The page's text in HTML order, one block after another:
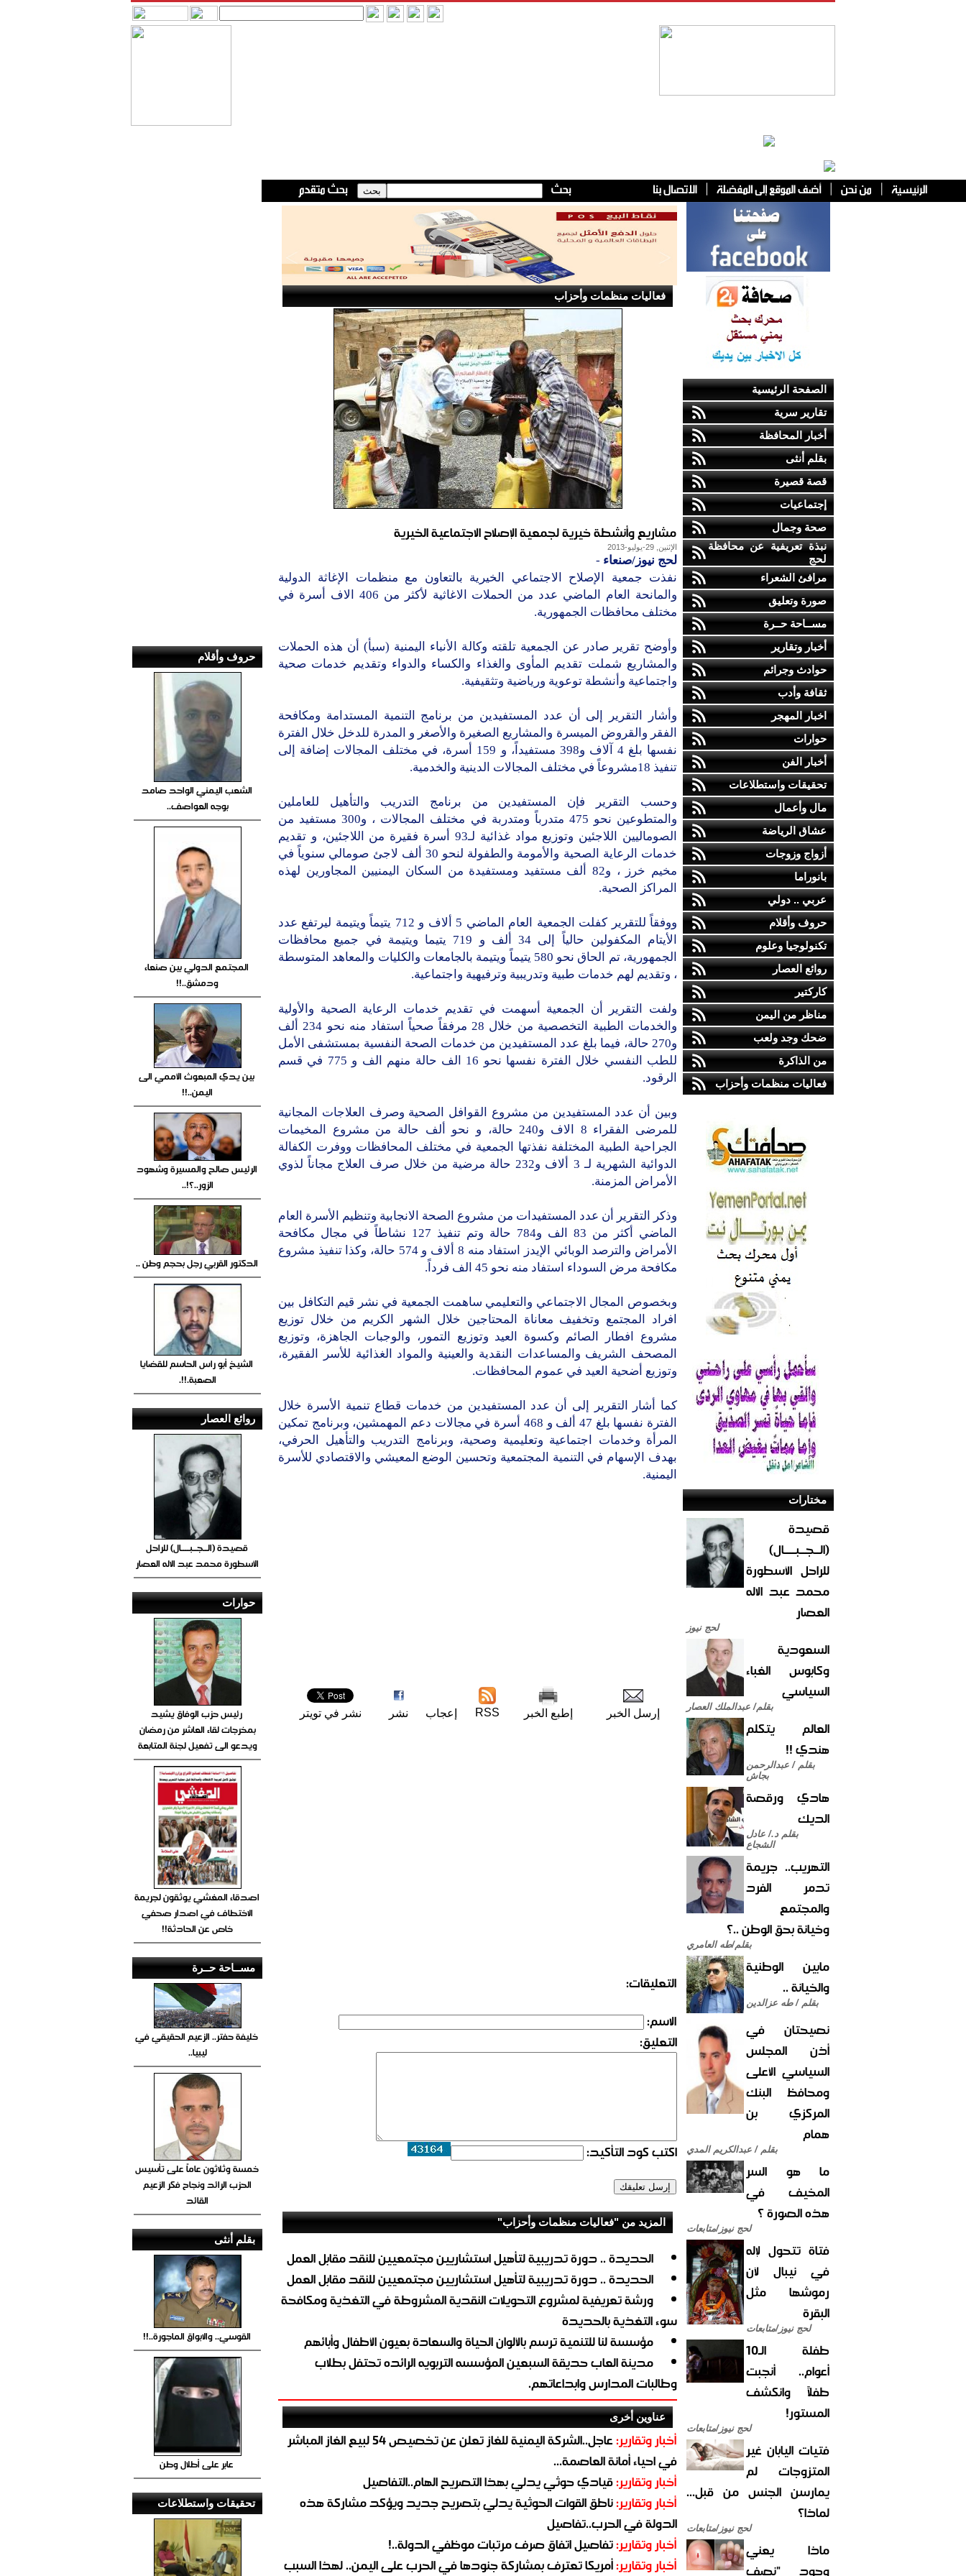
الصفحة الرئيسية
تقارير سرية
أخبار المحافظة
بقلم أنثى
قصة قصيرة
إجتماعيات
صحة وجمال
نبذة تعريفية عن محافظة
لحج
مرافئ الشعراء
صورة وتعليق
مســاحة حــرة
أخبار وتقارير
حوادث وجرائم
ثقافة وأدب
اخبار المهجر
حوارات
أخبار الفن
تحقيقات واستطلاعات
مال وأعمال
عشاق الرياضة
أزواج وزوجات
بانوراما
عربي .. دولي
حروف وأقلام
تكنولوجيا وعلوم
روائع العصار
كاركتير
مناظر من اليمن
ضحك وجد ولعب
من الذاكرة
فعاليات منظمات وأحزاب
مختارات
قصيدة
(الــجــبــــال)
للراحل الأسطورة
محمد عبد الاله
العصار
لحج نيوز
السعودية
وكابوس الغباء
السياسي
بقلم/ عبدالملك العصار
العالم يتكلم
هندي !!
بقلم / عبدالرحمن
بجاش
هادي ورقصة
الديك
بقلم د./ عادل
الشجاع
التهريب.. جريمة
تدمر الفرد
والمجتمع
وخيانة بحق الوطن ..؟
بقلم/طه العامري
مابين الوطنية
والخيانة ..
بقلم / طه عزالدين
نصيحتان في
أذن المجلس
السياسي الأعلى
ومحافظ البنك
المركزي بن
همام
بقلم / عبدالكريم المدي
ما هو السر
المخيف في
هذه الصورة ؟
لحج نيوز/متابعات
فتاة تتحول لإله
في نيبال لأن
رموشها مثل
البقرة
لحج نيوز/متابعات
طفلة الـ10
أعوام.. أنجبت
طفلاً وانكشف
المستور!
لحج نيوز/متابعات
فتيات اليابان غير
المتزوجات لم
يمارسن الجنس من قبل...
لماذا؟
لحج نيوز/متابعات
ماذا يعني
وجود "نصف
فعاليات منظمات وأحزاب
مشاريع وأنشطة خيرية لجمعية الإصلاح الاجتماعية الخيرية
الإثنين, 29-يوليو-2013
لحج نيوز/صنعاء -
نفذت جمعية الإصلاح الاجتماعي الخيرية بالتعاون مع منظمات الإغاثة الدولية
والمانحة العام الماضي عدد من الحملات الاغاثية لأكثر من 406 الاف أسرة في
مختلف محافظات الجمهورية.
وأوضح تقرير صادر عن الجمعية تلقته وكالة الأنباء اليمنية (سبأ) أن هذه الحملات
والمشاريع شملت تقديم المأوى والغذاء والكساء والدواء وتقديم خدمات صحية
واجتماعية وأنشطة توعوية ورياضية وتثقيفية.
وأشار التقرير إلى أن عدد المستفيدين من برنامج التنمية المستدامة ومكافحة
الفقر والقروض الميسرة والمشاريع الصغيرة والأصغر و المدرة للدخل خلال الفترة
نفسها بلغ 4 آلاف و398 مستفيداً، و 159 أسرة، في مختلف المجالات إضافة إلى
تنفيذ 18مشروعاً في مختلف المجالات الدينية والخدمية.
وحسب التقرير فإن المستفيدين من برنامج التدريب والتأهيل للعاملين
والمتطوعين نحو 475 متدرباً ومتدربة في مختلف المجالات ، و300 مستفيد من
الصوماليين اللاجئين وتوزيع مواد غذائية لـ93 أسرة فقيرة من اللاجئين، و تقديم
خدمات الرعاية الصحية والأمومة والطفولة لنحو 30 ألف لاجئ صومالي سنوياً في
مخيم خرز ، و82 ألف مستفيد ومستفيدة من السكان اليمنيين المجاورين لهذه
المراكز الصحية.
ووفقاً للتقرير كفلت الجمعية العام الماضي 5 ألاف و 712 يتيماً ويتيمة ليرتفع عدد
الأيتام المكفولين حالياً إلى 34 ألف و 719 يتيما ويتيمة في جميع محافظات
الجمهورية، تم الحاق نحو 580 يتيماً ويتيمة بالجامعات والكليات والمعاهد المتوسطة
، وتقديم لهم خدمات طبية وتدريبية وترفيهية واجتماعية.
ولفت التقرير أن الجمعية أسهمت في تقديم خدمات الرعاية الصحية والأولية
والخدمات الطبية التخصصية من خلال 28 مرفقاً صحياً استفاد منه نحو 234 ألف
و270 حالة، فيما بلغ عدد المستفيدين من خدمات الصحة النفسية بمستشفى الأمل
للطب النفسي خلال الفترة نفسها نحو 16 الف حالة منهم الف و 775 في قسم
الرقود.
وبين أن عدد المستفيدين من مشروع القوافل الصحية وصرف العلاجات المجانية
للمرضى الفقراء 8 الاف و240 حالة، و نحو ألف حالة من مشروع المخيمات
الجراحية الطبية المختلفة نفذتها الجمعية في مختلف المحافظات ووفرت الكفالة
الدوائية الشهرية لـ 3 ألاف و232 حالة مرضية من خلال صرف العلاج مجاناً لذوي
الأمراض المزمنة.
وذكر التقرير أن عدد المستفيدات من مشروع الصحة الانجابية وتنظيم الأسرة العام
الماضي أكثر من 83 الف و784 حالة وتم تنفيذ 127 نشاطاً في مجال مكافحة
الأمراض والترصد الوبائي الإيدز استفاد منه 8 ألاف و 574 حالة، وكذا تنفيذ مشروع
مكافحة مرض السوداء استفاد منه نحو 45 الف فرداً.
وبخصوص المجال الاجتماعي والتعليمي ساهمت الجمعية في نشر قيم التكافل بين
افراد المجتمع وتخفيف معاناة المحتاجين خلال الشهر الكريم من خلال توزيع
مشروع افطار الصائم وكسوة العيد وتوزيع التمور، والوجبات الجاهزة، وتوزيع
المصحف الشريف والمساعدات النقدية والعينية والمواد الغذائية للأسر الفقيرة،
وتوزيع أضحية العيد في عموم المحافظات.
كما أشار التقرير إلى أن عدد المستفيدين من خدمات قطاع تنمية الأسرة خلال
الفترة نفسها بلغ 47 ألف و 468 أسرة في مجالات دعم المهمشين، وبرنامج تمكين
المرأة وخدمات اجتماعية وتعليمية وصحية، وبرنامج التدريب والتأهيل الحرفي،
بهدف الإسهام في التنمية المجتمعية وتحسين الوضع المعيشي والاقتصادي للأسرة
اليمنية.
إرسل الخبر إطبع الخبر RSS إعجاب نشر نشر في تويتر
التعليقات:
الاسم:
التعليق:
اكتب كود التأكيد:
المزيد من "فعاليات منظمات وأحزاب"
الحديدة .. دورة تدريبية لتأهيل استشاريين مجتمعيين للنقد مقابل العمل
الحديدة .. دورة تدريبية لتأهيل استشاريين مجتمعيين للنقد مقابل العمل
ورشة تعريفية لمشروع التحويلات النقدية المشروطة في التغذية ومكافحة
سوء التغذية بالحديدة
مؤسسة لنا للتنمية ترسم بالألوان الحياة والسعادة بعيون الأطفال وأبائهم
مدينة العاب حديقة السبعين المؤسسه التربويه الرائده تحتفل بطلاب
وطالبات المدارس وابداعاتهم.
عناوين أخرى
أخبار وتقارير:
عاجل..الشركة اليمنية للغاز تعلن عن تخصيص 54 لبيع الغاز المباشر
في احياء أمانة العاصمة...
أخبار وتقارير:قيادي حوثي يدلي بهذا التصريح الهام..التفاصيل
أخبار وتقارير:ناطق القوات الحوثية يدلي بتصريح جديد ويؤكد مشاركة هذه
الدولة في الحرب..تفاصيل
أخبار وتقارير:تفاصيل اتفاق صرف مرتبات موظفي الدولة..!
أخبار وتقارير:أمريكا تعترف بمشاركة جنودها في الحرب على اليمن.. لهذا السبب
حروف وأقلام
الشعب اليمني الواحد صامد
بوجه العواصف..
المجتمع الدولي بين صنعاء
ودمشق..!!
بين يدي المبعوث الأممي الى
اليمن..!!
الرئيس صالح والمسيرة وشهود
الزور..؟!..
الدكتور القربي رجل بحجم وطن ..
الشيخ أبو راس الحاسم للقضايا
الصعبة.!!.
روائع العصار
قصيدة (الــجــبــــال) للراحل
الأسطورة محمد عبد الاله العصار
حوارات
رئيس حزب الوفاق يشيد
بمخرجات لقاء العاشر من رمضان
ويدعو الى تفعيل لجنة المتابعة
اصدقاء المغشي يوثقون لجريمة
الاختطاف في اصدار صحفي
خاص عن الحادثة!!
مســاحة حــرة
خليفة حفتر.. الزعيم الحقيقي في
ليبيا..
خمسة وثلاثون عاماً على تأسيس
الحزب الرائد ونجاح فكر الزعيم
القائد
بقلم أنثى
القوسي.. والابواق الماجورة..!!
عابر على أطلال وطن
تحقيقات واستطلاعات